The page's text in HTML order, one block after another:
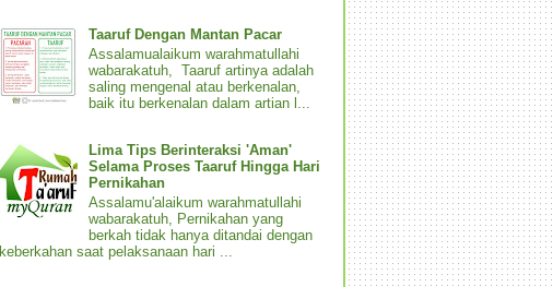
Taaruf Dengan Mantan Pacar
Assalamualaikum warahmatullahi
wabarakatuh, Taaruf artinya adalah
saling mengenal atau berkenalan,
baik itu berkenalan dalam artian l...
Lima Tips Berinteraksi 'Aman'
Selama Proses Taaruf Hingga Hari
Pernikahan
Assalamu'alaikum warahmatullahi
wabarakatuh, Pernikahan yang
berkah tidak hanya ditandai dengan
keberkahan saat pelaksanaan hari ...